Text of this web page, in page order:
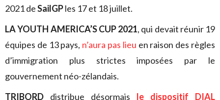
2021 deSailGPles 17 et 18 juillet.
LA YOUTH AMERICA’S CUP 2021, qui devait réunir 19
équipes de 13 pays, n’aura pas lieu en raison des règles
d’immigration plus strictes imposées par le
gouvernement néo-zélandais.
TRIBORD distribue désormais le dispositif DIAL